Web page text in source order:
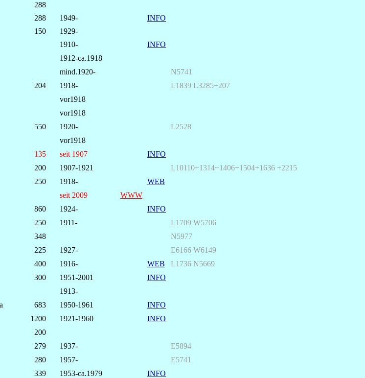
288
288 1949-
INFO
150
1929-
1910-
INFO
1912-ca.1918
mind.1920-
N5741
204 1918-
L1839 L3285+207
vor1918
vor1918
550 1920-
L2528
vor1918
135 seit 1907
INFO
200 1907-1921 L10110+1314+1406+1504+1636 +2215
250 1918-
WEB
seit 2009
WWW
860 1924-
INFO
250 1911-
L1709 W5706
348
N5977
225 1927-
E6166 W6149
400 1916- WEB
L1736 N5669
300 1951-2001
INFO
1913-
683 1950-1961
INFO
1200 1921-1960
INFO
200
279 1937-
E5894
280 1957-
E5741
339 1953-ca.1979
INFO